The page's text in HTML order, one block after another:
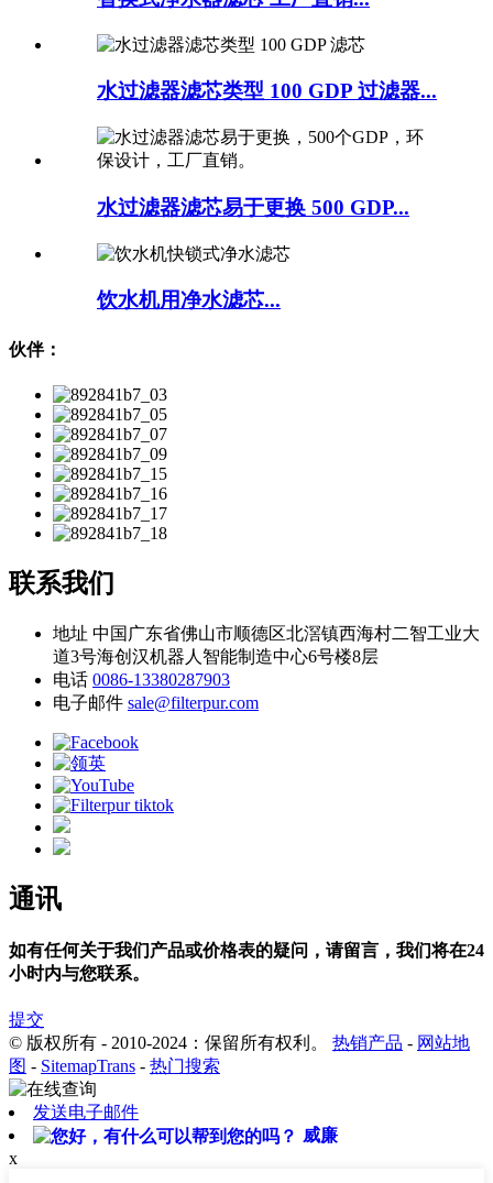
水过滤器滤芯类型 100 GDP 过滤器...
水过滤器滤芯易于更换 500 GDP...
饮水机用净水滤芯...
伙伴：
联系我们
地址 中国广东省佛山市顺德区北滘镇西海村二智工业大
道3号海创汉机器人智能制造中心6号楼8层
电话 0086-13380287903
电子邮件 sale@filterpur.com
通讯
如有任何关于我们产品或价格表的疑问，请留言，我们将在24
小时内与您联系。
提交
© 版权所有 - 2010-2024：保留所有权利。 热销产品 - 网站地
图 - SitemapTrans - 热门搜索
发送电子邮件
威廉
x